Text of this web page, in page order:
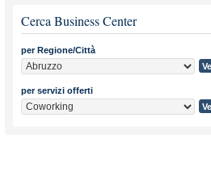
Cerca Business Center
per Regione/Città
per servizi offerti